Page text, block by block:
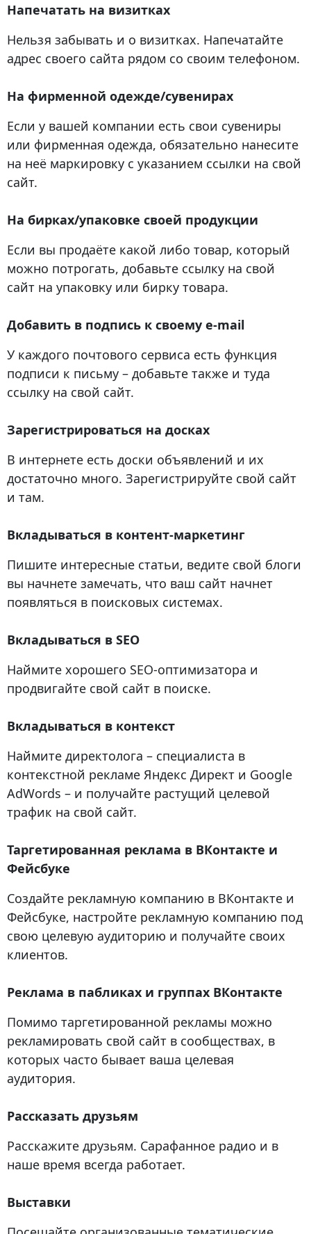
Напечатать на визитках
Нельзя забывать и о визитках. Напечатайте
адрес своего сайта рядом со своим телефоном.
На фирменной одежде/сувенирах
Если у вашей компании есть свои сувениры
или фирменная одежда, обязательно нанесите
на неё маркировку с указанием ссылки на свой
сайт.
На бирках/упаковке своей продукции
Если вы продаёте какой либо товар, который
можно потрогать, добавьте ссылку на свой
сайт на упаковку или бирку товара.
Добавить в подпись к своему e-mail
У каждого почтового сервиса есть функция
подписи к письму – добавьте также и туда
ссылку на свой сайт.
Зарегистрироваться на досках
В интернете есть доски объявлений и их
достаточно много. Зарегистрируйте свой сайт
и там.
Вкладываться в контент-маркетинг
Пишите интересные статьи, ведите свой блоги
вы начнете замечать, что ваш сайт начнет
появляться в поисковых системах.
Вкладываться в SEO
Наймите хорошего SЕО-оптимизатора и
продвигайте свой сайт в поиске.
Вкладываться в контекст
Наймите директолога – специалиста в
контекстной рекламе Яндекс Директ и Google
AdWords – и получайте растущий целевой
трафик на свой сайт.
Таргетированная реклама в ВКонтакте и
Фейсбуке
Создайте рекламную компанию в ВКонтакте и
Фейсбуке, настройте рекламную компанию под
свою целевую аудиторию и получайте своих
клиентов.
Реклама в пабликах и группах ВКонтакте
Помимо таргетированной рекламы можно
рекламировать свой сайт в сообществах, в
которых часто бывает ваша целевая
аудитория.
Рассказать друзьям
Расскажите друзьям. Сарафанное радио и в
наше время всегда работает.
Выставки